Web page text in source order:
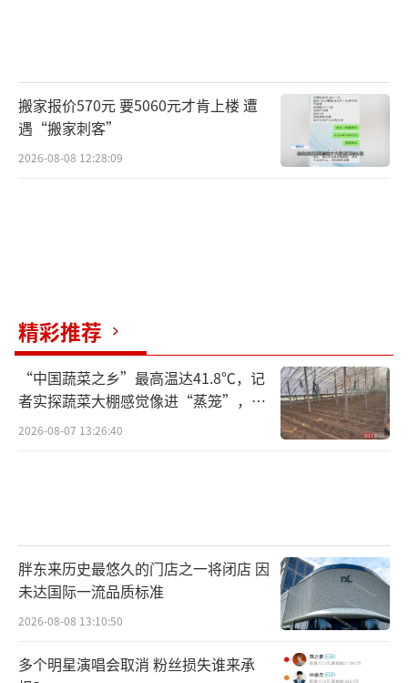
搬家报价570元 要5060元才肯上楼 遭
遇“搬家刺客”
2026-08-08 12:28:09
精彩推荐
“中国蔬菜之乡”最高温达41.8℃，记
者实探蔬菜大棚感觉像进“蒸笼”，有
村民称只能凌晨两点起来干活
2026-08-07 13:26:40
胖东来历史最悠久的门店之一将闭店 因
未达国际一流品质标准
2026-08-08 13:10:50
多个明星演唱会取消 粉丝损失谁来承